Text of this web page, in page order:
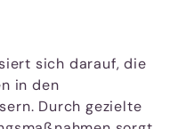
sich darauf, die
in den
Durch gezielte